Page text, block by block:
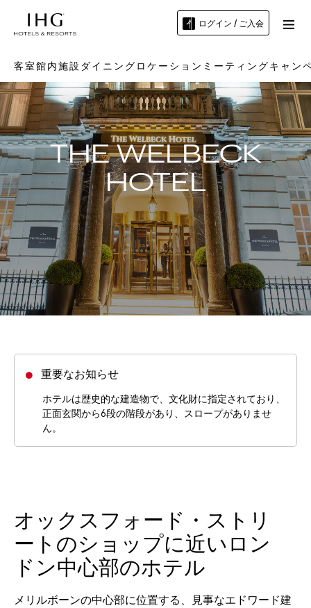
ログイン / ご入会
客室館内施設 ダイニング ロケーション ミーティングキャン
THE WELBECK
HOTEL
重要なお知らせ
ホテルは歴史的な建造物で、文化財に指定されており、
正面玄関から6段の階段があり、スロープがありませ
ん。
オックスフォード・ストリ
ートのショップに近いロン
ドン中心部のホテル
メリルボーンの中心部に位置する、見事なエドワード建